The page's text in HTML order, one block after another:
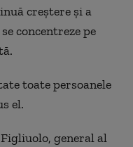
creștere și a
concentreze pe
toate persoanele
el.
general al